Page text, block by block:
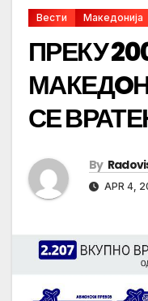
Вести Македонија
ПРЕКУ
СЕ
By
APR 4,